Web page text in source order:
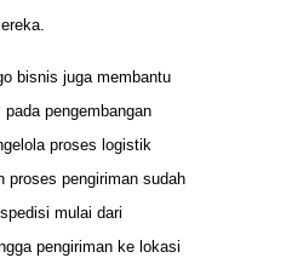
bisnis juga membantu
pengembangan
proses logistik
proses pengiriman sudah
mulai dari
pengiriman ke lokasi